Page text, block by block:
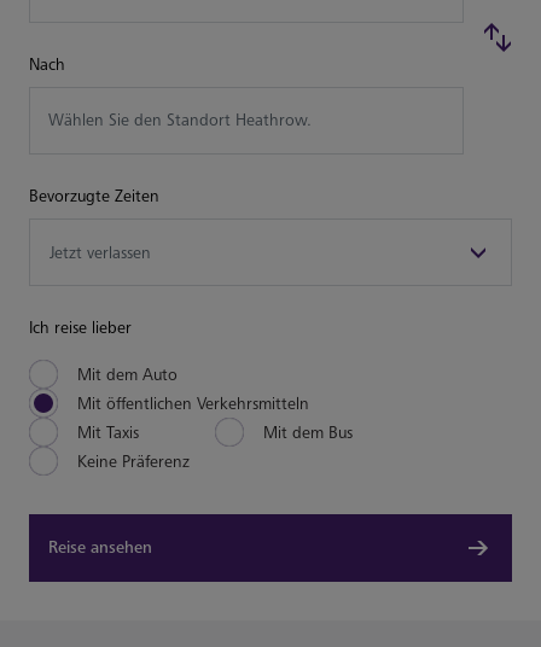
Nach
Wählen Sie den Standort Heathrow.
Bevorzugte Zeiten
Ich reise lieber
Mit dem Auto
Mit öffentlichen Verkehrsmitteln
Mit Taxis
Mit dem Bus
Keine Präferenz
Reise ansehen